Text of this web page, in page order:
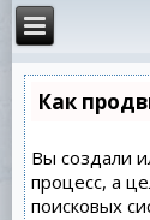
Как
Вы создали
процесс, а
поисковых